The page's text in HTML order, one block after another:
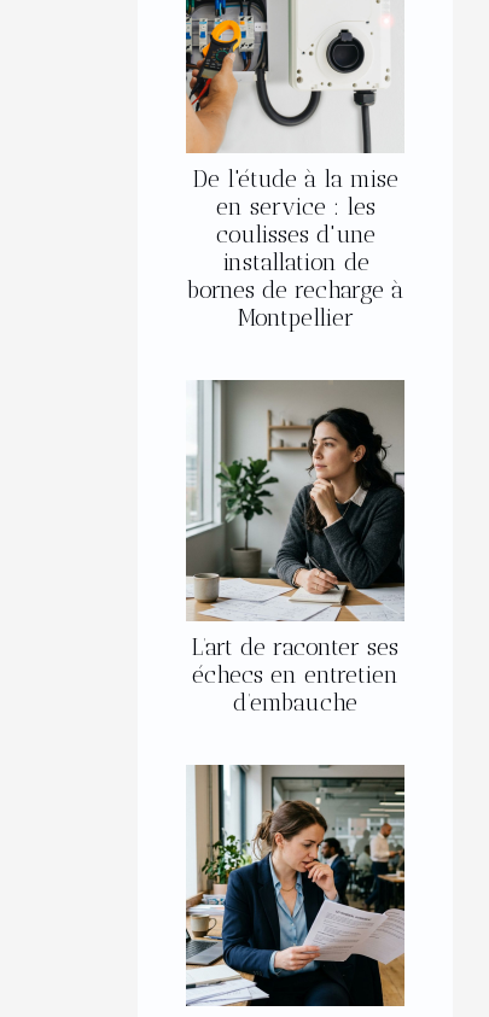
De l'étude à la mise
en service : les
coulisses d'une
installation de
bornes de recharge à
Montpellier
L’art de raconter ses
échecs en entretien
d’embauche